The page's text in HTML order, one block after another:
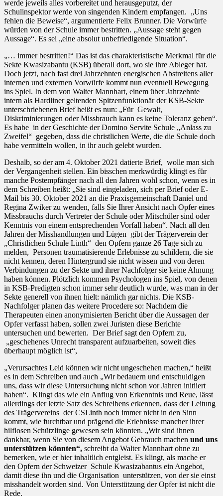
werde jeweils alles vorbereitet und herausgeputzt, der
Schulinspektor werde von singenden Kindern empfangen. „Uns
fehlen die Beweise“, argumentierte Felix Brunner. Die Vorwürfe
würden von der Schule immer bestritten. „Aussage steht gegen
Aussage“. Es sei „eine absolut unbefriedigende Situation“.
„… immer bestritten!“ Das ist das charakteristische Merkmal für die
Sekte Kwasizabantu (KSB) überall dort, wo sie ihre Ableger hat.
Doch jetzt, nach fast drei Jahrzehnten energischen Abstreitens aller
internen und externen Vorwürfe kommt nun eventuell Bewegung
ins Spiel. In dem von Walter Mannhart, einem über Jahrzehnte
intern als Hardliner geltenden Spitzenfunktionär der KSB-Sekte
unterschriebenen Brief heißt es nun: „Für Gewalt,
Diskriminierungen oder Missbrauch kann es keine Toleranz geben“.
Es habe in der Geschichte der Domino Servite Schule „Anlass zu
Zweifel“ gegeben, dass die christlichen Werte, die die Schule doch
habe vermitteln wollen, in ihr auch gelebt wurden.
Deshalb, so der am 4. Oktober 2021 datierte Brief, wolle man sich
der Vergangenheit stellen. Ein bisschen merkwürdig klingt es für
manche Postempfänger nach all den Jahren wohl schon, wenn es in
dem Schreiben heißt: „Sie sind eingeladen, sich per Brief oder E-
Mail bis 30. Oktober 2021 an die Praxisgemeinschaft Daniel und
Regina Zwiker zu wenden, falls Sie Ihrer Ansicht nach Opfer eines
Missbrauchs durch Vertreter der Schule oder Mitschüler sind oder
Kenntnis von einem entsprechenden Vorfall haben“. Nach all den
Jahren der Misshandlungen und Lügen gibt der Trägerverein der
„Christlichen Schule Linth“ den Opfern ganze 26 Tage sich zu
melden, Personen traumatisierende Erlebnisse zu schildern, die sie
nicht kennen, deren Hintergrund sie nicht wissen und von deren
Verbindungen zu der Sekte und ihrer Nachfolger sie keine Ahnung
haben können. Plötzlich kommen Psychologen ins Spiel, von denen
in KSB-Predigten schon immer sehr deutlich wurde, was man in der
Sekte generell von ihnen hielt: nämlich gar nichts. Die KSB-
Nachfolger planen das weitere Procedere so: Nachdem die
Therapeuten einen anonymisierten Bericht über die Aussagen der
Opfer verfasst haben, sollen zwei Juristen diese Berichte
untersuchen und bewerten. Der Brief sagt den Opfern zu,
„geschehenes Unrecht transparent aufzuarbeiten, soweit dies
überhaupt möglich ist“,
„Verursachtes Leid können wir nicht ungeschehen machen,“ heißt
es in dem Schreiben und auch „Wir bedauern und entschuldigen
uns, dass wir diese Untersuchung nicht schon vor Jahren initiiert
haben“. Klingt das wie ein Anflug von Erkenntnis und Reue, lässt
allerdings der letzte Satz des Schreibens erkennen, dass der Leitung
des Trägervereins der CSLinth noch immer nicht in den Sinn
kommt, wie furchtbar und prägend die Erlebnisse mancher ihrer
hilflosen Schützlinge gewesen sein könnten. „Wir sind ihnen
dankbar, wenn Sie von diesem Angebot Gebrauch machen und uns
unterstützen könnten“, schreibt da Walter Mannhart ohne zu
bemerken, wie er hier inhaltlich entgleist. Es klingt, als mache er
den Opfern der Schweizer Schule Kwasizabantus ein Angebot,
damit diese ihn und die Organisation unterstützen, von der sie einst
misshandelt worden sind. Von Unterstützung der Opfer ist nicht die
Rede.